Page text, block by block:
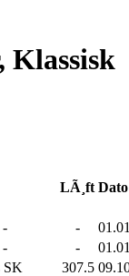
Klassisk
LÃ¸ft Dato
- -
- -
SK 307.5